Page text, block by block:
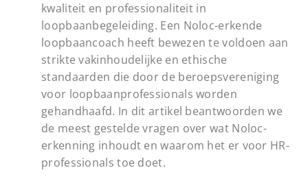
kwaliteit en professionaliteit in
loopbaanbegeleiding. Een Noloc-erkende
loopbaancoach heeft bewezen te voldoen aan
strikte vakinhoudelijke en ethische
standaarden die door de beroepsvereniging
voor loopbaanprofessionals worden
gehandhaafd. In dit artikel beantwoorden we
de meest gestelde vragen over wat Noloc-
erkenning inhoudt en waarom het er voor HR-
professionals toe doet.